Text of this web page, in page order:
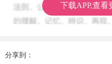
分享到：
下载APP,查